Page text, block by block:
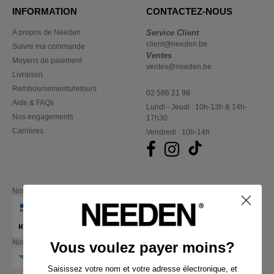
INFORMATION
A propos de Needen
Suivre ma commande
Moyens de paiement
Livraison
Remboursements/retours
Aide & FAQs
Nos engagements
Carrières
CONTACTEZ-NOUS
Service Client
client@needen.be
Ventes
ventes@needen.be
02 586 21 98
Lundi - Jeudi : 10h-13h & 14h-
17h30
Vendredi : 10h-14h
Nos partenaires financiers
Nos transporteursVous voulez payer moins?
Saisissez votre nom et votre adresse électronique, et